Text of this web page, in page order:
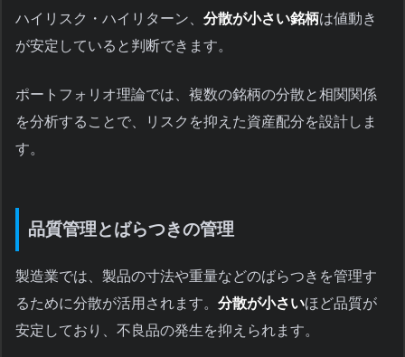
ハイリスク・ハイリターン、 分散が小さい銘柄は値動き
が安定していると判断できます。
ポートフォリオ理論では、複数の銘柄の分散と相関関係
を分析することで、リスクを抑えた資産配分を設計しま
す。
品質管理とばらつきの管理
製造業では、製品の寸法や重量などのばらつきを管理す
るために分散が活用されます。 分散が小さいほど品質が
安定しており、不良品の発生を抑えられます。